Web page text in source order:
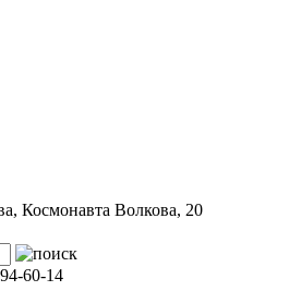
Космонавта Волкова, 20
60-14